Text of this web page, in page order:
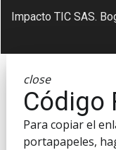
Impacto TIC SAS.
close
Código
Para copiar el
portapapeles,